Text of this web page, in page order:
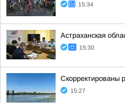
15:34
Астраханская
15:30
Скорректированы
15:27